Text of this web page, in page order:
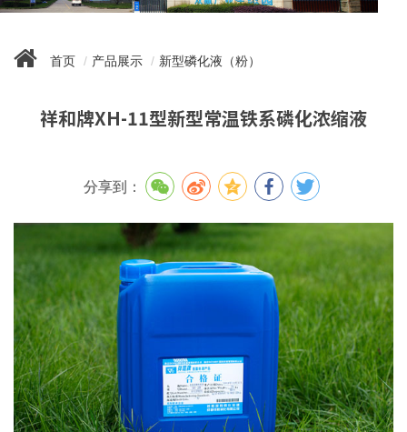
首页 产品展示 新型磷化液（粉）
祥和牌XH-11型新型常温铁系磷化浓缩液
分享到：